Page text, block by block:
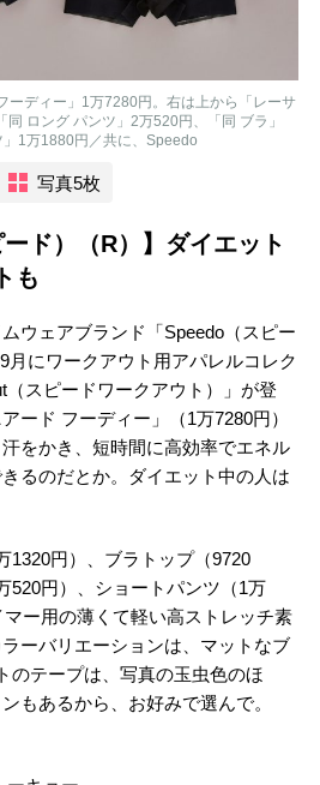
ーディー」1万7280円。右は上から「レーサ
ロング パンツ」2万520円、「同 ブラ」
1万1880円／共に、Speedo
写真5枚
ード）（R）】ダイエット
も
ウェアブランド「Speedo（スピー
月にワークアウト用アパレルコレク
（スピードワークアウト）」が登
ード フーディー」（1万7280円）
をかき、短時間に高効率でエネル
るのだとか。ダイエット中の人は
1320円）、ブラトップ（9720
520円）、ショートパンツ（1万
ー用の薄くて軽い高ストレッチ素
ーバリエーションは、マットなブ
のテープは、写真の玉虫色のほ
もあるから、お好みで選んで。